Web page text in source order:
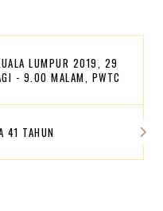
LUMPUR 2019, 29
- 9.00 MALAM, PWTC
41 TAHUN